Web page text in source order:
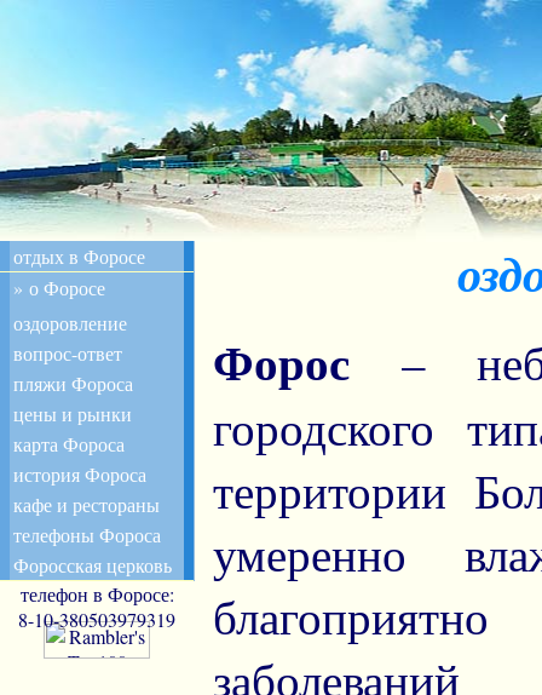
Форос –
городского
территории
умеренно
отдых в Форосе
» о Форосе
вопрос-ответ
пляжи Фороса
цены и рынки
карта Фороса
история Фороса
кафе и рестораны
телефоны Фороса
Форосская церковь
телефон в Форосе:
8-10-380503979319